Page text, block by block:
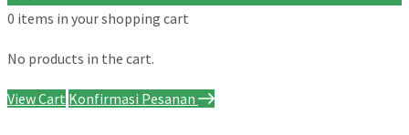
0 items in your shopping cart
No products in the cart.
View Cart Konfirmasi Pesanan